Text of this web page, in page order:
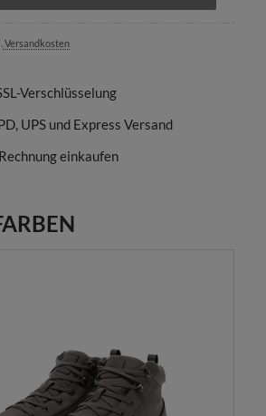
Versandkosten
Verschlüsselung
UPS und Express Versand
einkaufen